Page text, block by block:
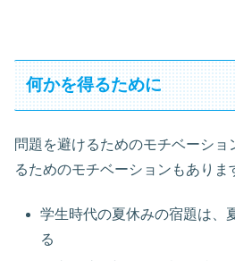
何かを得るために
問題を避けるためのモチベーシ
るためのモチベーションもありま
学生時代の夏休みの宿題は、
る